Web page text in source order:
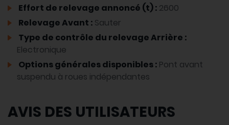
Effort de relevage annoncé (t) : 2600
Relevage Avant : Sauter
Type de contrôle du relevage Arrière :
Electronique
Options générales disponibles : Pont avant
suspendu à roues indépendantes
AVIS DES UTILISATEURS